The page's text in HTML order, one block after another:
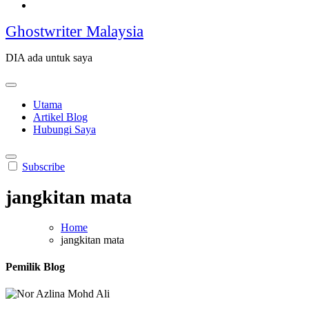
Ghostwriter Malaysia
DIA ada untuk saya
Utama
Artikel Blog
Hubungi Saya
Subscribe
jangkitan mata
Home
jangkitan mata
Pemilik Blog